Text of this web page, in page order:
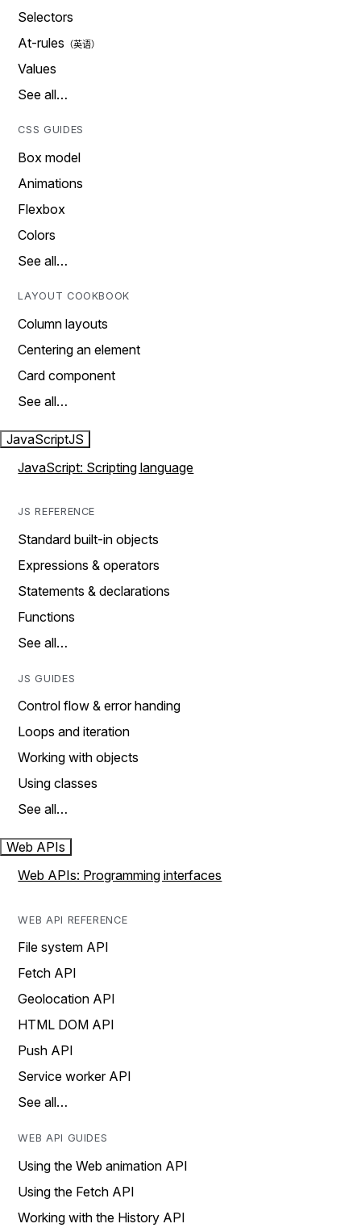
Selectors
At-rules
Values
See all…
CSS GUIDES
Box model
Animations
Flexbox
Colors
See all…
LAYOUT COOKBOOK
Column layouts
Centering an element
Card component
See all…
JavaScriptJS
JavaScript: Scripting language
JS REFERENCE
Standard built-in objects
Expressions & operators
Statements & declarations
Functions
See all…
JS GUIDES
Control flow & error handing
Loops and iteration
Working with objects
Using classes
See all…
Web APIs
Web APIs: Programming interfaces
WEB API REFERENCE
File system API
Fetch API
Geolocation API
HTML DOM API
Push API
Service worker API
See all…
WEB API GUIDES
Using the Web animation API
Using the Fetch API
Working with the History API